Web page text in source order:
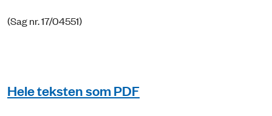
(Sag nr. 17/04551)
Hele teksten som PDF